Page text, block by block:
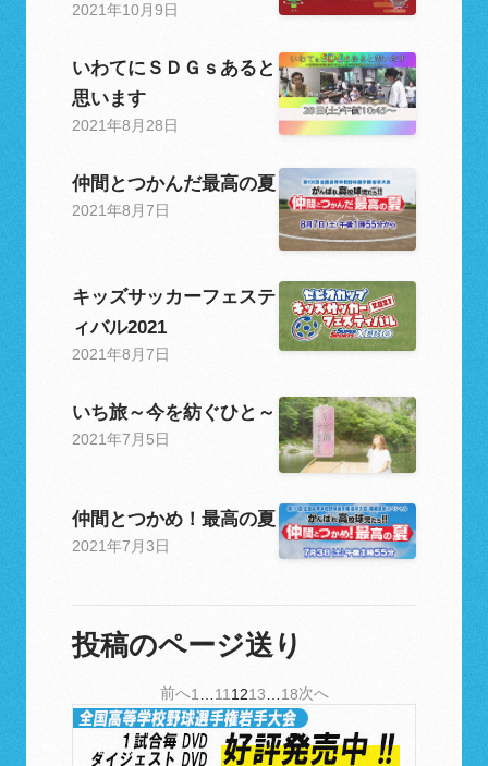
2021年10月9日
いわてにＳＤＧｓあると
思います
2021年8月28日
仲間とつかんだ最高の夏
2021年8月7日
キッズサッカーフェステ
ィバル2021
2021年8月7日
いち旅～今を紡ぐひと～
2021年7月5日
仲間とつかめ！最高の夏
2021年7月3日
投稿のページ送り
前へ1 11 1213 18次へ